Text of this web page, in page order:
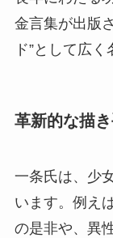
金言集が出版
ド”として広く
革新的な描
一条氏は、少
います。例え
の是非や、異